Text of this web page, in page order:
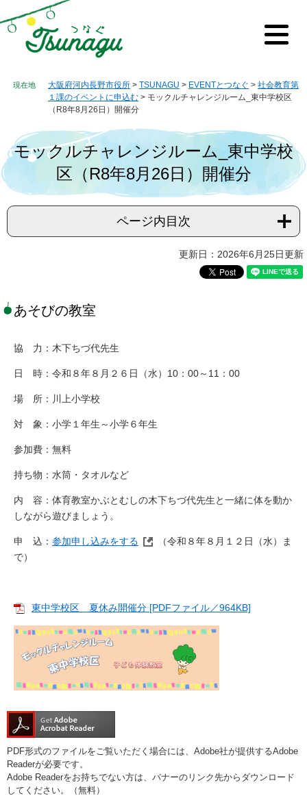
ー
ジ
ニ
ュ
文
へ
メ
大阪府河内長野市役所 > TSUNAGU > EVENTとつなぐ > 社会教育第
１課のイベントに申込む > モックルチャレンジルーム_東中学校区
（R8年8月26日）開催分
モックルチャレンジルーム_東中学校
区（R8年8月26日）開催分
ページ内目次
更新日：2026年6月25日更新
あそびの教室
協 力：木下ちづ代先生
日 時：令和８年８月２６日（水）10：00～11：00
場 所：川上小学校
対 象：小学１年生～小学６年生
参加費：無料
持ち物：水筒・タオルなど
内 容：体育教室かぶとむしの木下ちづ代先生と一緒に体を動か
しながら遊びましょう。
申 込： 参加申し込みをする
（令和８年８月１２日（水）ま
で）
東中学校区 夏休み開催分 [PDFファイル／964KB]
PDF形式のファイルをご覧いただく場合には、Adobe社が提供するAdobe
Readerが必要です。
Adobe Readerをお持ちでない方は、バナーのリンク先からダウンロード
してください。（無料）